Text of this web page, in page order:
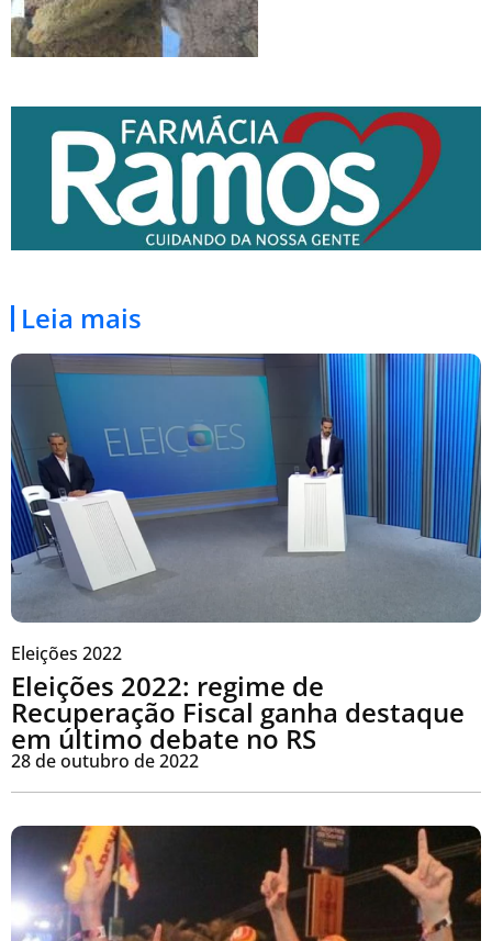
Leia mais
Eleições 2022
Eleições 2022: regime de
Recuperação Fiscal ganha destaque
em último debate no RS
28 de outubro de 2022